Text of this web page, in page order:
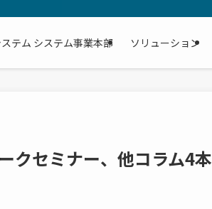
テム システム事業本部 ソリューション
クセミナー、他コラム4本